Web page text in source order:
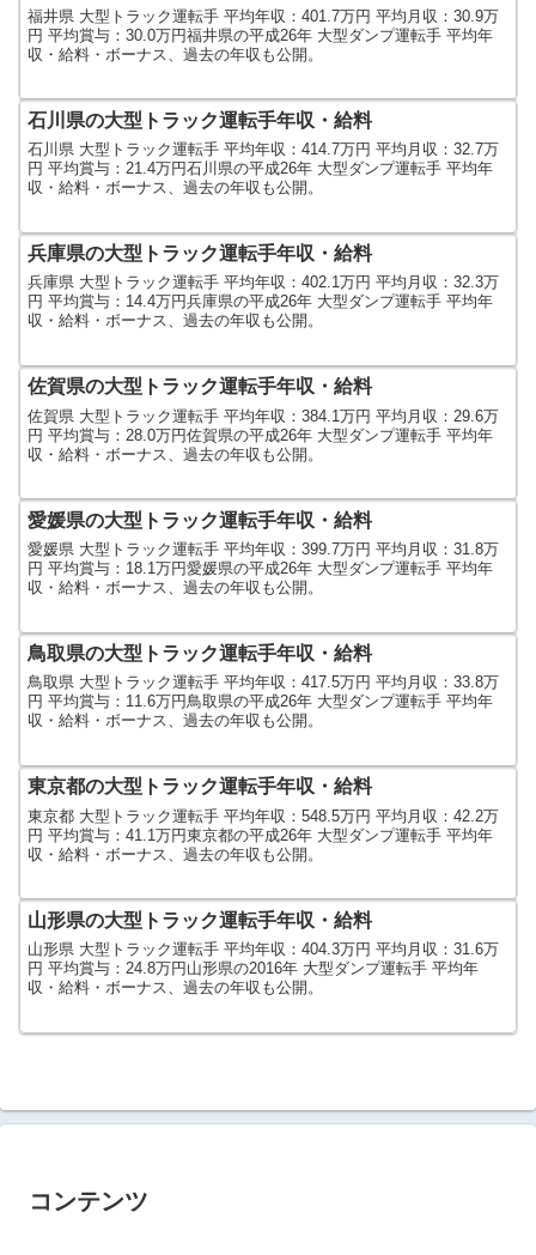
福井県 大型トラック運転手 平均年収：401.7万円 平均月収：30.9万
円 平均賞与：30.0万円福井県の平成26年 大型ダンプ運転手 平均年
収・給料・ボーナス、過去の年収も公開。
石川県の大型トラック運転手年収・給料
石川県 大型トラック運転手 平均年収：414.7万円 平均月収：32.7万
円 平均賞与：21.4万円石川県の平成26年 大型ダンプ運転手 平均年
収・給料・ボーナス、過去の年収も公開。
兵庫県の大型トラック運転手年収・給料
兵庫県 大型トラック運転手 平均年収：402.1万円 平均月収：32.3万
円 平均賞与：14.4万円兵庫県の平成26年 大型ダンプ運転手 平均年
収・給料・ボーナス、過去の年収も公開。
佐賀県の大型トラック運転手年収・給料
佐賀県 大型トラック運転手 平均年収：384.1万円 平均月収：29.6万
円 平均賞与：28.0万円佐賀県の平成26年 大型ダンプ運転手 平均年
収・給料・ボーナス、過去の年収も公開。
愛媛県の大型トラック運転手年収・給料
愛媛県 大型トラック運転手 平均年収：399.7万円 平均月収：31.8万
円 平均賞与：18.1万円愛媛県の平成26年 大型ダンプ運転手 平均年
収・給料・ボーナス、過去の年収も公開。
鳥取県の大型トラック運転手年収・給料
鳥取県 大型トラック運転手 平均年収：417.5万円 平均月収：33.8万
円 平均賞与：11.6万円鳥取県の平成26年 大型ダンプ運転手 平均年
収・給料・ボーナス、過去の年収も公開。
東京都の大型トラック運転手年収・給料
東京都 大型トラック運転手 平均年収：548.5万円 平均月収：42.2万
円 平均賞与：41.1万円東京都の平成26年 大型ダンプ運転手 平均年
収・給料・ボーナス、過去の年収も公開。
山形県の大型トラック運転手年収・給料
山形県 大型トラック運転手 平均年収：404.3万円 平均月収：31.6万
円 平均賞与：24.8万円山形県の2016年 大型ダンプ運転手 平均年
収・給料・ボーナス、過去の年収も公開。
コンテンツ